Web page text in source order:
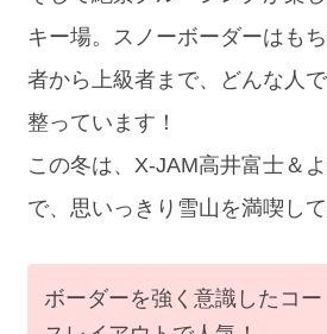
キー場。スノーボーダーはも
者から上級者まで、どんな人
整っています！
この冬は、X-JAM高井富士＆
で、思いっきり雪山を満喫し
ボーダーを強く意識したコー